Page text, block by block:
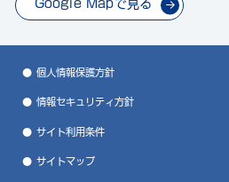
Google Mapで見る
個人情報保護方針
情報セキュリティ方針
サイト利用条件
サイトマップ